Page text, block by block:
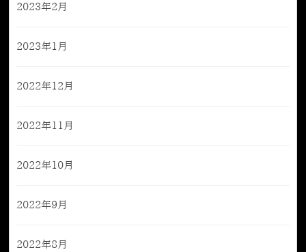
2023年2月
2023年1月
2022年12月
2022年11月
2022年10月
2022年9月
2022年8月